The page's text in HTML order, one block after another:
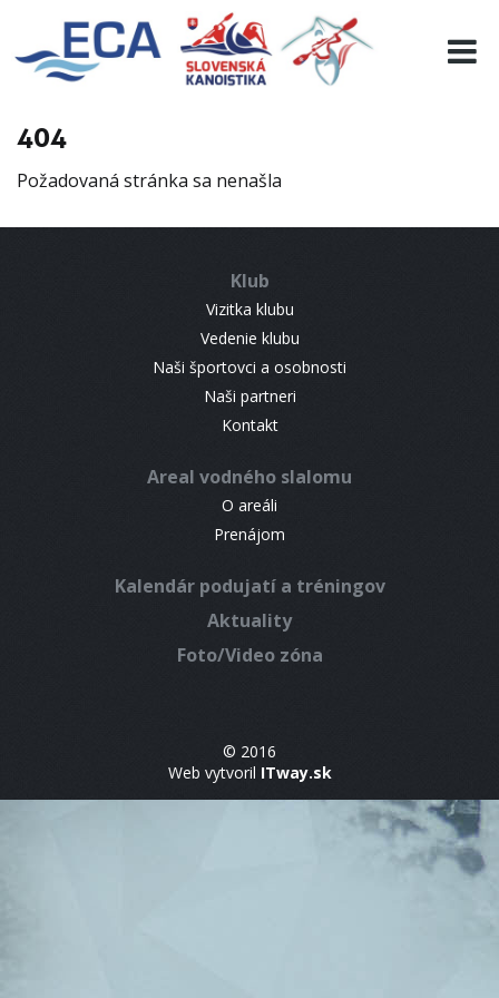
404
Požadovaná stránka sa nenašla
Klub
Vizitka klubu
Vedenie klubu
Naši športovci a osobnosti
Naši partneri
Kontakt
Areal vodného slalomu
O areáli
Prenájom
Kalendár podujatí a tréningov
Aktuality
Foto/Video zóna
© 2016
Web vytvoril ITway.sk
EURO 19
INFO
RESULTS
CONTACT